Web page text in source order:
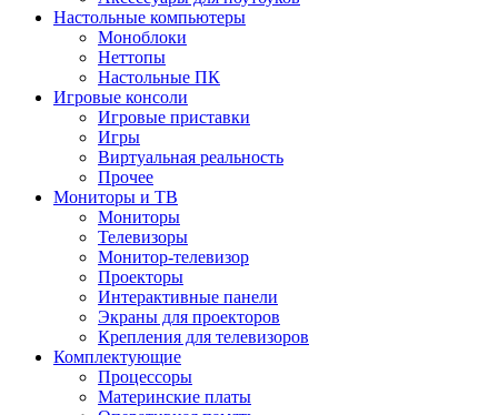
Настольные компьютеры
Моноблоки
Неттопы
Настольные ПК
Игровые консоли
Игровые приставки
Игры
Виртуальная реальность
Прочее
Мониторы и ТВ
Мониторы
Телевизоры
Монитор-телевизор
Проекторы
Интерактивные панели
Экраны для проекторов
Крепления для телевизоров
Комплектующие
Процессоры
Материнские платы